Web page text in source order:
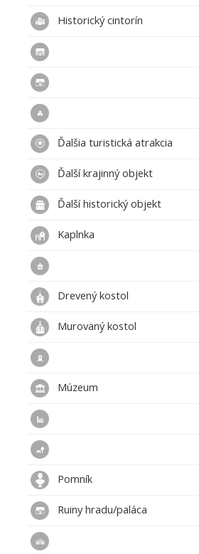
Historický cintorín
Ďalšia turistická atrakcia
Ďalší krajinný objekt
Ďalší historický objekt
Kaplnka
Drevený kostol
Murovaný kostol
Múzeum
Pomník
Ruiny hradu/paláca